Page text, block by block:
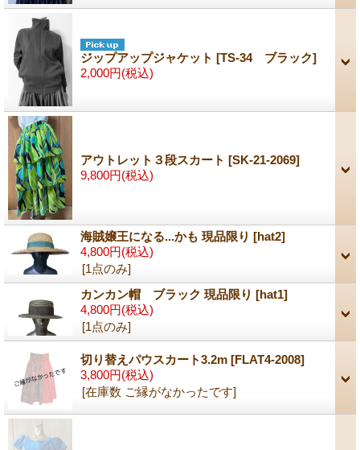
ジップアップジャケット [TS-34 ブラック]
2,000円(税込)
アウトレット３段スカート [SK-21-2069]
9,800円(税込)
海賊嬢王になる...かも 現品限り [hat2]
4,800円(税込)
[1点のみ]
カンカン帽 ブラック 現品限り [hat1]
4,800円(税込)
[1点のみ]
切り替えパウスカート3.2m [FLAT4-2008]
3,800円(税込)
[在庫数 ご縁がなかったです]